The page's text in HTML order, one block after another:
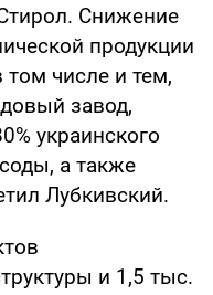
Снижение
продукции
числе и тем,
завод,
украинского
а также
Лубкивский.
и 1,5 тыс.